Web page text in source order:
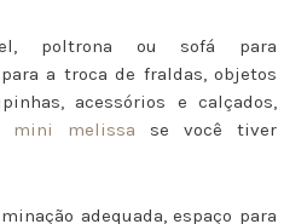
poltrona ou sofá para
a troca de fraldas, objetos
acessórios e calçados,
mini melissa se você tiver
adequada, espaço para